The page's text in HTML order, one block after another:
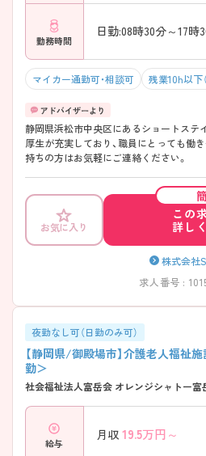
勤務時間
日勤:08時30分～17時
マイカー通勤可・相談可 残業10h以下
静岡県浜松市中央区にあるショートステ
厚生が充実しており、職員にとっても働
持ちの方はお気軽にご連絡ください。
お気に入り
この
詳し
株式会社
求人番号 :
夜勤なし可（日勤のみ可）
【静岡県/御殿場市】介護老人福祉
勤＞
社会福祉法人富岳会 オレンジシャトー
給与
月収 19.5万円～